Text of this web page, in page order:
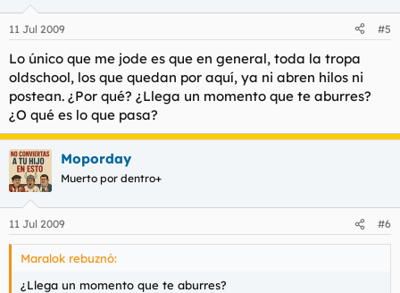
11 Jul 2009 #5
Lo único que me jode es que en general, toda la tropa
oldschool, los que quedan por aquí, ya ni abren hilos ni
postean. ¿Por qué? ¿Llega un momento que te aburres?
¿O qué es lo que pasa?
Moporday
Muerto por dentro+
11 Jul 2009 #6
Maralok rebuznó:
¿Llega un momento que te aburres?